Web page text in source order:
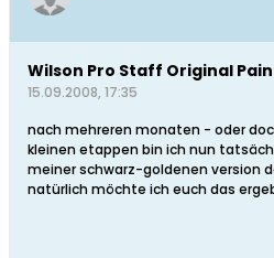
Wilson Pro Staff Original
15.09.2008, 17:35
nach mehreren monaten - oder
kleinen etappen bin ich nun
meiner schwarz-goldenen version
natürlich möchte ich euch das